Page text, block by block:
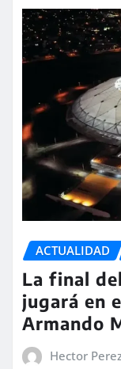
ACTUALIDAD
La final
jugará en
Armando
Hector